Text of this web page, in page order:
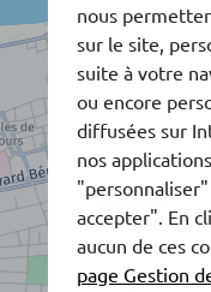
nous
sur le site,
suite à votre
ou encore
diffusées sur
nos
accepter". En
aucun de ces
page Gestion